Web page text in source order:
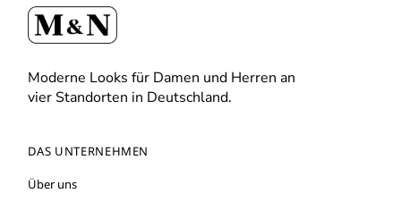
Moderne Looks für Damen und Herren an
vier Standorten in Deutschland.
DAS UNTERNEHMEN
Über uns